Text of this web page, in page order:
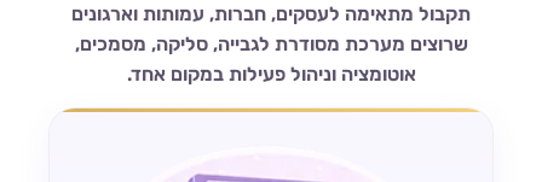
תקבול מתאימה לעסקים, חברות, עמותות וארגונים
שרוצים מערכת מסודרת לגבייה, סליקה, מסמכים,
אוטומציה וניהול פעילות במקום אחד.